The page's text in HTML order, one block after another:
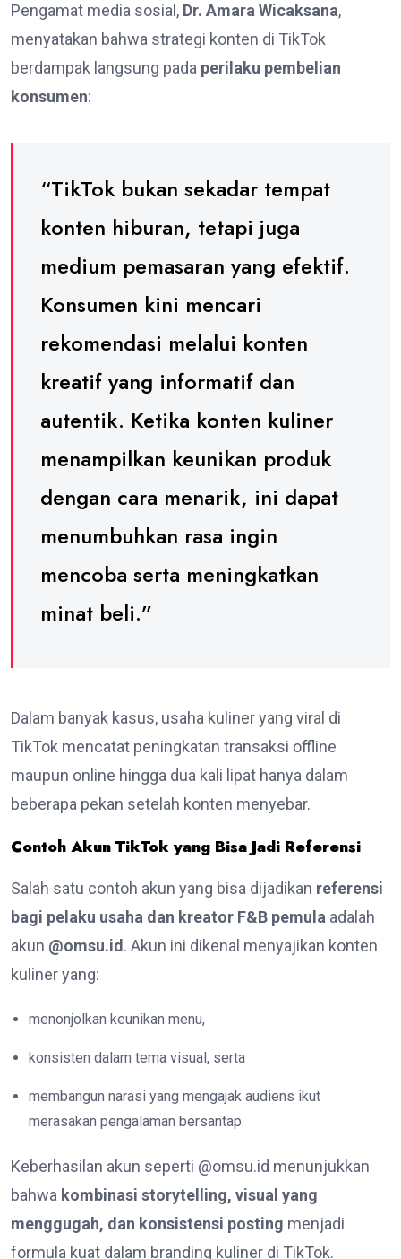
Pengamat media sosial, Dr. Amara Wicaksana,
menyatakan bahwa strategi konten di TikTok
berdampak langsung pada perilaku pembelian
konsumen:
“TikTok bukan sekadar tempat
konten hiburan, tetapi juga
medium pemasaran yang efektif.
Konsumen kini mencari
rekomendasi melalui konten
kreatif yang informatif dan
autentik. Ketika konten kuliner
menampilkan keunikan produk
dengan cara menarik, ini dapat
menumbuhkan rasa ingin
mencoba serta meningkatkan
minat beli.”
Dalam banyak kasus, usaha kuliner yang viral di
TikTok mencatat peningkatan transaksi offline
maupun online hingga dua kali lipat hanya dalam
beberapa pekan setelah konten menyebar.
Contoh Akun TikTok yang Bisa Jadi Referensi
Salah satu contoh akun yang bisa dijadikan referensi
bagi pelaku usaha dan kreator F&B pemula adalah
akun @omsu.id. Akun ini dikenal menyajikan konten
kuliner yang:
menonjolkan keunikan menu,
konsisten dalam tema visual, serta
membangun narasi yang mengajak audiens ikut
merasakan pengalaman bersantap.
Keberhasilan akun seperti @omsu.id menunjukkan
bahwa kombinasi storytelling, visual yang
menggugah, dan konsistensi posting menjadi
formula kuat dalam branding kuliner di TikTok.